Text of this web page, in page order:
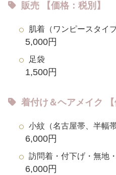
販売 【価格：税別】
肌着（ワンピースタイプ
5,000円
足袋
1,500円
着付け＆ヘアメイク 【
小紋（名古屋帯、半幅帯
6,000円
訪問着・付下げ・無地
6,000円